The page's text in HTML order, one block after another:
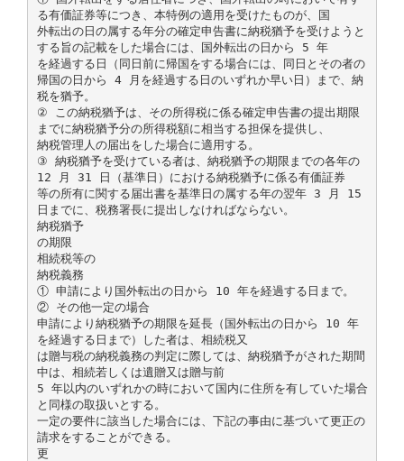
る有価証券等につき、本特例の適用を受けたものが、国
外転出の日の属する年分の確定申告書に納税猶予を受けようと
する旨の記載をした場合には、国外転出の日から 5 年
を経過する日（同日前に帰国をする場合には、同日とその者の
帰国の日から 4 月を経過する日のいずれか早い日）まで、納
税を猶予。
② この納税猶予は、その所得税に係る確定申告書の提出期限
までに納税猶予分の所得税額に相当する担保を提供し、
納税管理人の届出をした場合に適用する。
③ 納税猶予を受けている者は、納税猶予の期限までの各年の
12 月 31 日（基準日）における納税猶予に係る有価証券
等の所有に関する届出書を基準日の属する年の翌年 3 月 15
日までに、税務署長に提出しなければならない。
納税猶予
の期限
相続税等の
納税義務
① 申請により国外転出の日から 10 年を経過する日まで。
② その他一定の場合
申請により納税猶予の期限を延長（国外転出の日から 10 年
を経過する日まで）した者は、相続税又
は贈与税の納税義務の判定に際しては、納税猶予がされた期間
中は、相続若しくは遺贈又は贈与前
5 年以内のいずれかの時において国内に住所を有していた場合
と同様の取扱いとする。
一定の要件に該当した場合には、下記の事由に基づいて更正の
請求をすることができる。
更